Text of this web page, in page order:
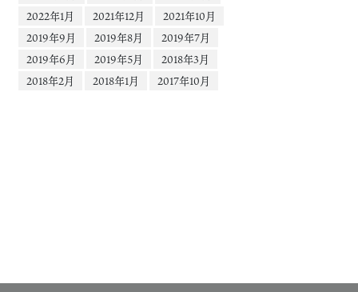
2022年1月
2021年12月
2021年10月
2019年9月
2019年8月
2019年7月
2019年6月
2019年5月
2018年3月
2018年2月
2018年1月 2017年10月